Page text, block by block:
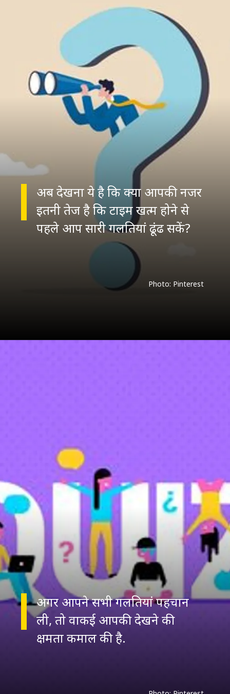
अब देखना ये है कि क्या आपकी नजर
इतनी तेज है कि टाइम खत्म होने से
Photo: Pinterest
अगर आपने सभी गलतियां पहचान
ली, तो वाकई आपकी देखने की